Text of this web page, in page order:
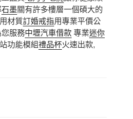
石墨關有許多樓層一個碩大的
材質訂婚戒指用專業平價公
服務中壢汽車借款專業迷你
功能模組禮品杯火速出款,